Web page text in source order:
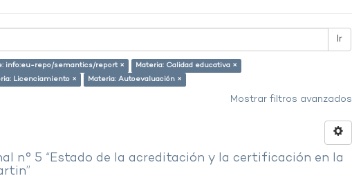
Ir
info:eu-repo/semantics/report ×
Materia: Calidad educativa ×
Licenciamiento × Materia: Autoevaluación ×
Mostrar filtros avanzados
n° 5 “Estado de la acreditación y la certificación en la